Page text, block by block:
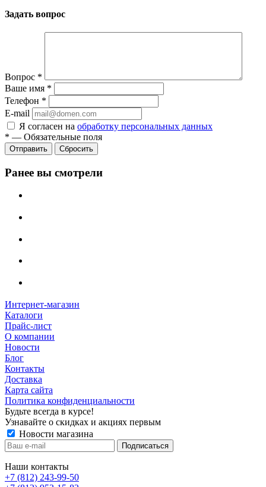
Задать вопрос
Вопрос *
Ваше имя *
Телефон *
E-mail
Я согласен на обработку персональных данных
* — Обязательные поля
Сбросить
Ранее вы смотрели
Интернет-магазин
Каталоги
Прайс-лист
О компании
Новости
Блог
Контакты
Доставка
Карта сайта
Политика конфиденциальности
Будьте всегда в курсе!
Узнавайте о скидках и акциях первым
Новости магазина
Наши контакты
+7 (812) 243-99-50